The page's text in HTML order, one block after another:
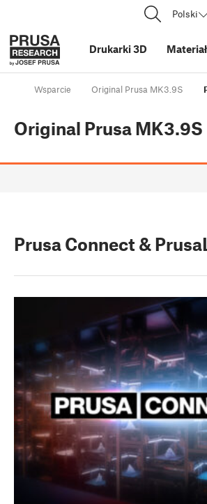
Polski
Drukarki 3D
Wsparcie Original Prusa MK3.9S
Original Prusa MK3.9S
Prusa Connect &